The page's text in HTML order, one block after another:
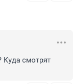
Куда смотрят